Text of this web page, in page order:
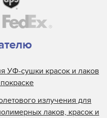
УФ-сушки красок и лаков
излучения для
лаков, красок и